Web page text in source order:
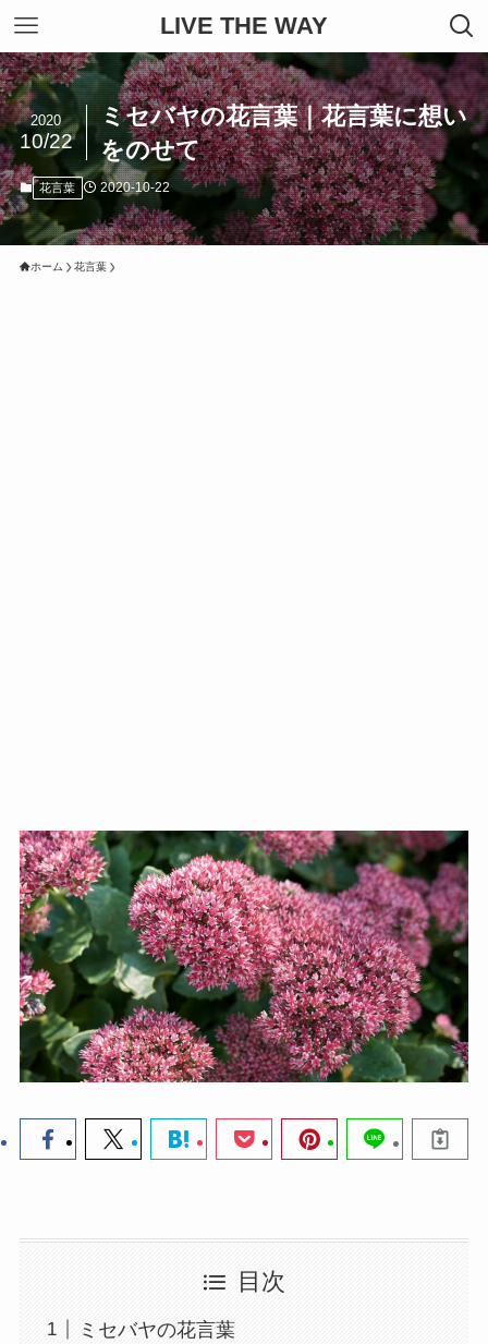
LIVE THE WAY
ミセバヤの花言葉｜花言葉に想い
をのせて
2020
10/22
花言葉 2020-10-22
ホーム 花言葉
目次
ミセバヤの花言葉